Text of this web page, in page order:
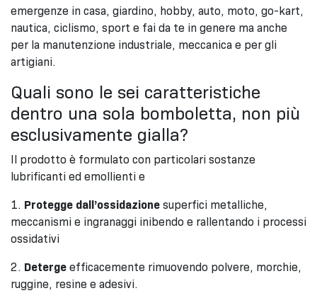
emergenze in casa, giardino, hobby, auto, moto, go-kart,
nautica, ciclismo, sport e fai da te in genere ma anche
per la manutenzione industriale, meccanica e per gli
artigiani.
Quali sono le sei caratteristiche
dentro una sola bomboletta, non più
esclusivamente gialla?
Il prodotto è formulato con particolari sostanze
lubrificanti ed emollienti e
1. Protegge dall’ossidazione superfici metalliche,
meccanismi e ingranaggi inibendo e rallentando i processi
ossidativi
2. Deterge efficacemente rimuovendo polvere, morchie,
ruggine, resine e adesivi.